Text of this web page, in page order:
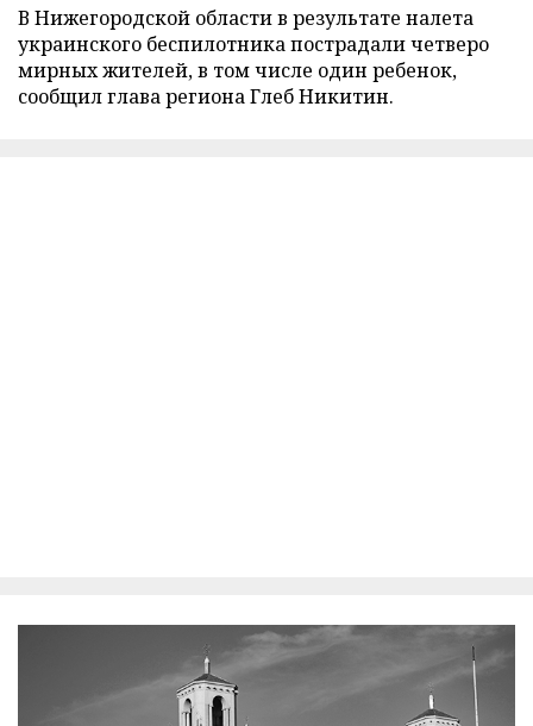
В Нижегородской области в результате налета
украинского беспилотника пострадали четверо
мирных жителей, в том числе один ребенок,
сообщил глава региона Глеб Никитин.